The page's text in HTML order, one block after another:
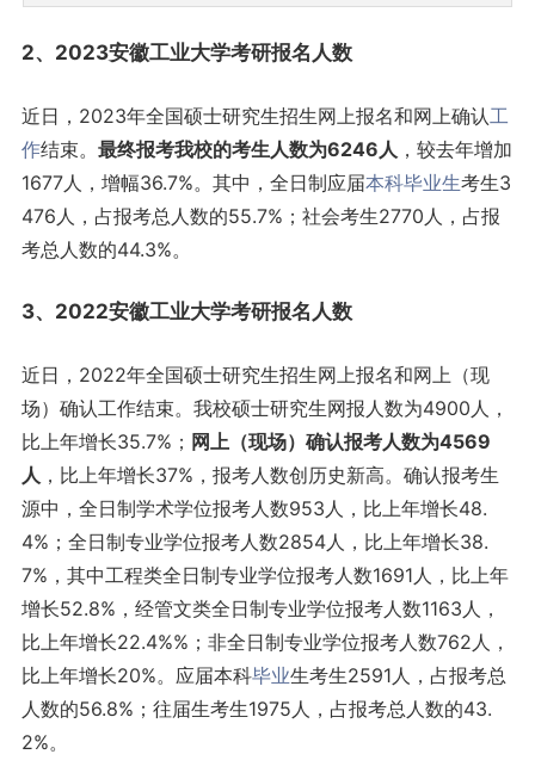
2、2023安徽工业大学考研报名人数
近日，2023年全国硕士研究生招生网上报名和网上确认工
作结束。 最终报考我校的考生人数为6246人 ，较去年增加
1677人，增幅36.7%。其中，全日制应届本科毕业生考生3
476人，占报考总人数的55.7%；社会考生2770人，占报
考总人数的44.3%。
3、2022安徽工业大学考研报名人数
近日，2022年全国硕士研究生招生网上报名和网上（现
场）确认工作结束。我校硕士研究生网报人数为4900人，
比上年增长35.7%； 网上（现场）确认报考人数为4569
人 ，比上年增长37%，报考人数创历史新高。确认报考生
源中，全日制学术学位报考人数953人，比上年增长48.
4%；全日制专业学位报考人数2854人，比上年增长38.
7%，其中工程类全日制专业学位报考人数1691人，比上年
增长52.8%，经管文类全日制专业学位报考人数1163人，
比上年增长22.4%%；非全日制专业学位报考人数762人，
比上年增长20%。应届本科毕业生考生2591人，占报考总
人数的56.8%；往届生考生1975人，占报考总人数的43.
2%。